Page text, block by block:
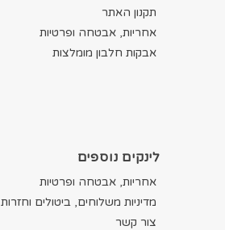
תקנון האתר
אחריות, אבטחה ופרטיות
אבקות חלבון מומלצות
לינקים נוספים
אחריות, אבטחה ופרטיות
מדיניות משלוחים, ביטולים וחזרות
צור קשר